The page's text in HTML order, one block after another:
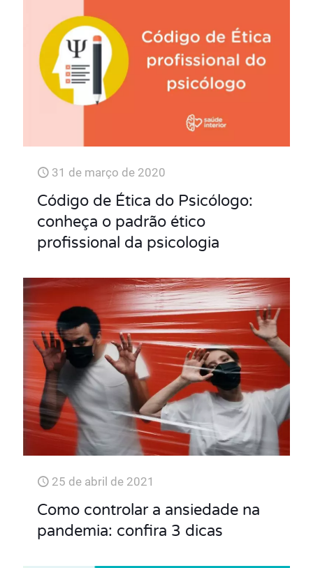
31 de março de 2020
Código de Ética do Psicólogo:
conheça o padrão ético
profissional da psicologia
25 de abril de 2021
Como controlar a ansiedade na
pandemia: confira 3 dicas